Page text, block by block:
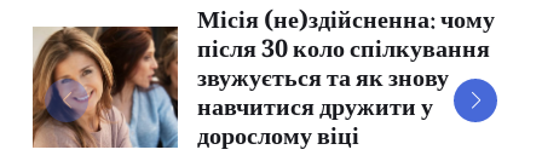
Місія (не)здійсненна: чому
після 30 коло спілкування
звужується та як знову
навчитися дружити у
дорослому віці